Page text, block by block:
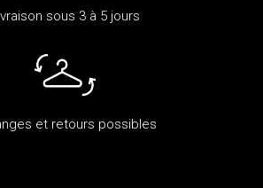
sous 3 à 5 jours
et retours possibles